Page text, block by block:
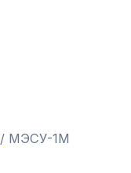
/ МЭСУ-1М